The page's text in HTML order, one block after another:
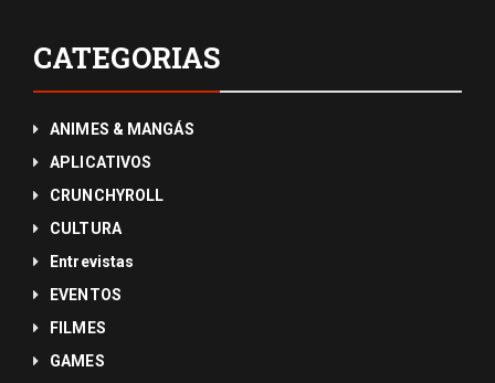
CATEGORIAS
ANIMES & MANGÁS
APLICATIVOS
CRUNCHYROLL
CULTURA
Entrevistas
EVENTOS
FILMES
GAMES